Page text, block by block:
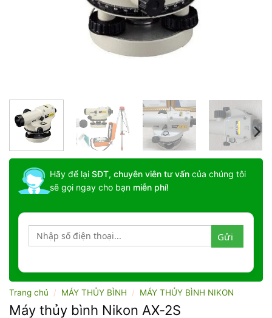
Hãy để lại SĐT, chuyên viên tư vấn của chúng tôi
sẽ gọi ngay cho bạn miễn phí!
Trang chủ / MÁY THỦY BÌNH / MÁY THỦY BÌNH NIKON
Máy thủy bình Nikon AX-2S